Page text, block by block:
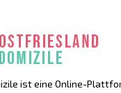
ist eine Online-